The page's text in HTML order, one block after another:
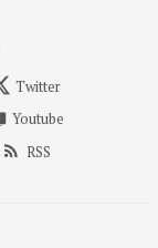
Twitter
Youtube
RSS